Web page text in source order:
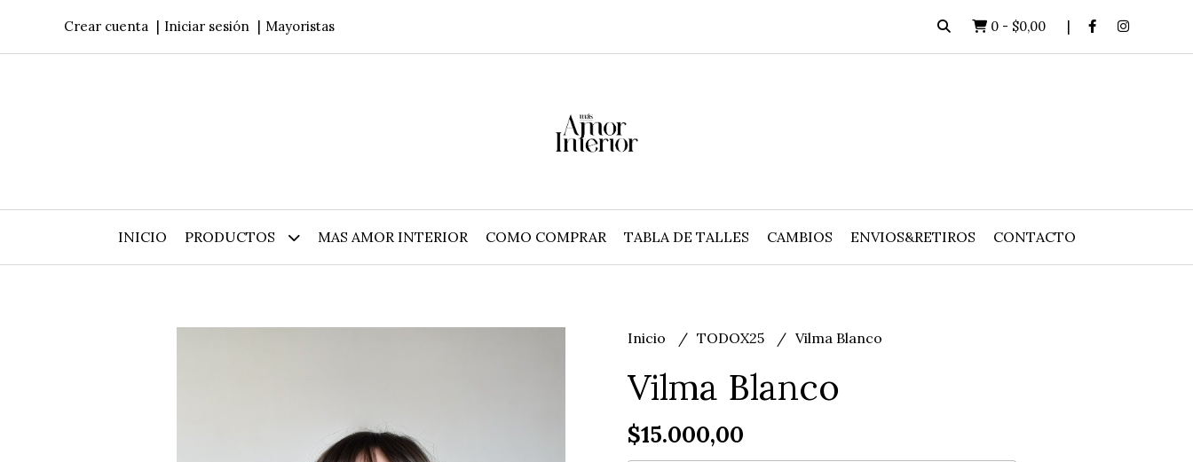
Crear cuenta Iniciar sesión Mayoristas 0 - $0,00
INICIO PRODUCTOS MAS AMOR INTERIOR COMO COMPRAR TABLA DE TALLES CAMBIOS ENVIOS&RETIROS CONTACTO
Inicio TODOX25 Vilma Blanco
Vilma Blanco
$15.000,00